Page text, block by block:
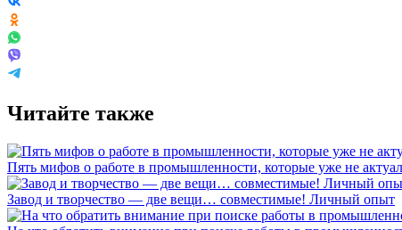
Читайте также
Пять мифов о работе в промышленности, которые уже не
Завод и творчество — две вещи… совместимые! Личный опыт